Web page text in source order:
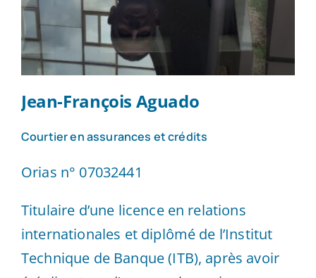
Jean-François Aguado
Courtier en assurances et crédits
Orias n° 07032441
Titulaire d’une licence en relations
internationales et diplômé de l’Institut
Technique de Banque (ITB), après avoir